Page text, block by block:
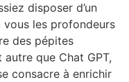
disposer d’un
vous les profondeurs
des pépites
autre que Chat GPT,
consacre à enrichir